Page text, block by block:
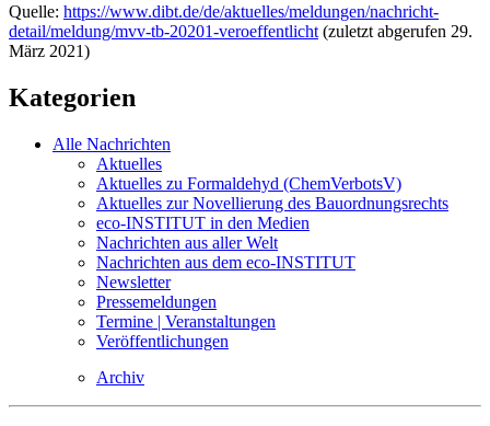
Quelle: https://www.dibt.de/de/aktuelles/meldungen/nachricht-
detail/meldung/mvv-tb-20201-veroeffentlicht (zuletzt abgerufen 29.
März 2021)
Kategorien
Alle Nachrichten
Aktuelles
Aktuelles zu Formaldehyd (ChemVerbotsV)
Aktuelles zur Novellierung des Bauordnungsrechts
eco-INSTITUT in den Medien
Nachrichten aus aller Welt
Nachrichten aus dem eco-INSTITUT
Newsletter
Pressemeldungen
Termine | Veranstaltungen
Veröffentlichungen
Archiv